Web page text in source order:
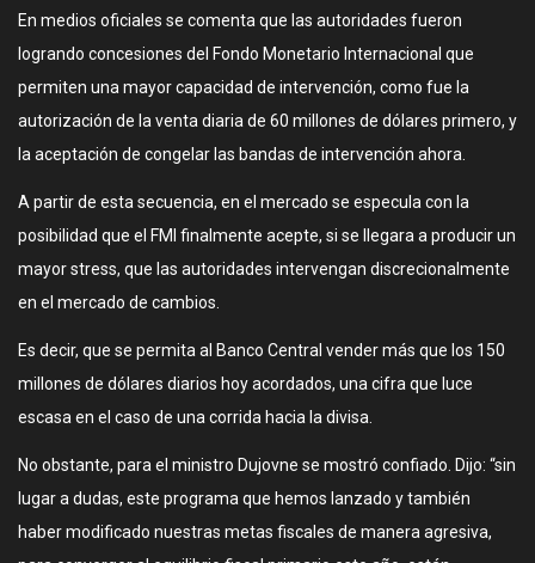
En medios oficiales se comenta que las autoridades fueron
logrando concesiones del Fondo Monetario Internacional que
permiten una mayor capacidad de intervención, como fue la
autorización de la venta diaria de 60 millones de dólares primero, y
la aceptación de congelar las bandas de intervención ahora.
A partir de esta secuencia, en el mercado se especula con la
posibilidad que el FMI finalmente acepte, si se llegara a producir un
mayor stress, que las autoridades intervengan discrecionalmente
en el mercado de cambios.
Es decir, que se permita al Banco Central vender más que los 150
millones de dólares diarios hoy acordados, una cifra que luce
escasa en el caso de una corrida hacia la divisa.
No obstante, para el ministro Dujovne se mostró confiado. Dijo: “sin
lugar a dudas, este programa que hemos lanzado y también
haber modificado nuestras metas fiscales de manera agresiva,